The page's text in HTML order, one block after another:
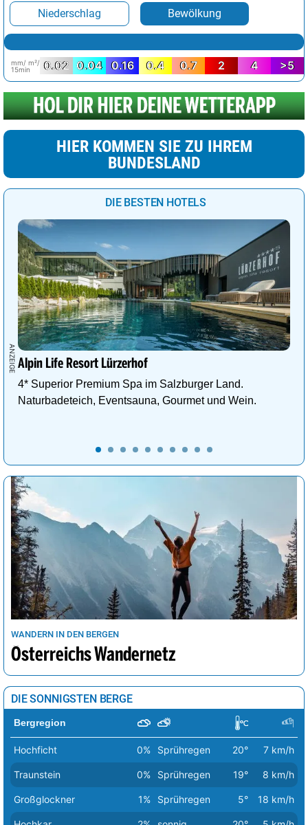
Niederschlag Bewölkung
mm/ m²/
15min
0.02 0.04 0.16 0.4 0.7 2 4 >5
HIER KOMMEN SIE ZU IHREM
BUNDESLAND
DIE BESTEN HOTELS
Alpin Life Resort Lürzerhof
4* Superior Premium Spa im Salzburger Land.
Naturbadeteich, Eventsauna, Gourmet und Wein.
WANDERN IN DEN BERGEN
Österreichs Wandernetz
DIE SONNIGSTEN BERGE
Bergregion
Hochficht 0% Sprühregen 20° 7 km/h
Traunstein 0% Sprühregen 19° 8 km/h
Großglockner 1% Sprühregen 5° 18 km/h